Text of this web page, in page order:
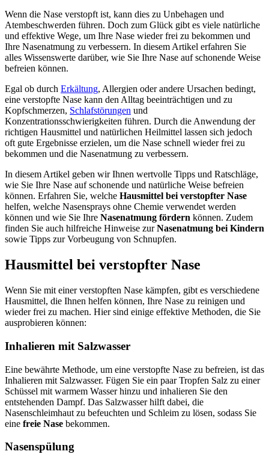
Wenn die Nase verstopft ist, kann dies zu Unbehagen und
Atembeschwerden führen. Doch zum Glück gibt es viele natürliche
und effektive Wege, um Ihre Nase wieder frei zu bekommen und
Ihre Nasenatmung zu verbessern. In diesem Artikel erfahren Sie
alles Wissenswerte darüber, wie Sie Ihre Nase auf schonende Weise
befreien können.
Egal ob durch Erkältung, Allergien oder andere Ursachen bedingt,
eine verstopfte Nase kann den Alltag beeinträchtigen und zu
Kopfschmerzen, Schlafstörungen und
Konzentrationsschwierigkeiten führen. Durch die Anwendung der
richtigen Hausmittel und natürlichen Heilmittel lassen sich jedoch
oft gute Ergebnisse erzielen, um die Nase schnell wieder frei zu
bekommen und die Nasenatmung zu verbessern.
In diesem Artikel geben wir Ihnen wertvolle Tipps und Ratschläge,
wie Sie Ihre Nase auf schonende und natürliche Weise befreien
können. Erfahren Sie, welche Hausmittel bei verstopfter Nase
helfen, welche Nasensprays ohne Chemie verwendet werden
können und wie Sie Ihre Nasenatmung fördern können. Zudem
finden Sie auch hilfreiche Hinweise zurNasenatmung bei Kindern
sowie Tipps zur Vorbeugung von Schnupfen.
Hausmittel bei verstopfter Nase
Wenn Sie mit einer verstopften Nase kämpfen, gibt es verschiedene
Hausmittel, die Ihnen helfen können, Ihre Nase zu reinigen und
wieder frei zu machen. Hier sind einige effektive Methoden, die Sie
ausprobieren können:
Inhalieren mit Salzwasser
Eine bewährte Methode, um eine verstopfte Nase zu befreien, ist das
Inhalieren mit Salzwasser. Fügen Sie ein paar Tropfen Salz zu einer
Schüssel mit warmem Wasser hinzu und inhalieren Sie den
entstehenden Dampf. Das Salzwasser hilft dabei, die
Nasenschleimhaut zu befeuchten und Schleim zu lösen, sodass Sie
eine freie Nase bekommen.
Nasenspülung